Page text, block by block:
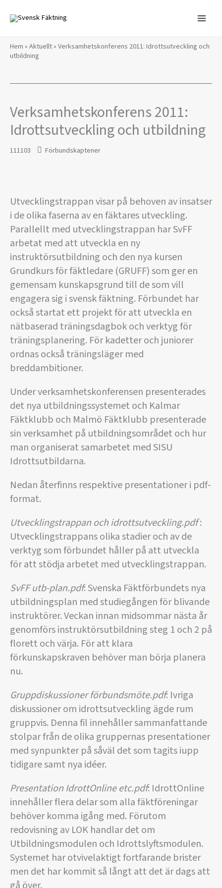
innehåll
Hem » Aktuellt» Verksamhetskonferens 2011: Idrottsutveckling och
utbildning
Verksamhetskonferens 2011:
Idrottsutveckling och utbildning
111103 Förbundskaptener
Utvecklingstrappan visar på behoven av insatser
i de olika faserna av en fäktares utveckling.
Parallellt med utvecklingstrappan har SvFF
arbetat med att utveckla en ny
instruktörsutbildning och den nya kursen
Grundkurs för fäktledare (GRUFF) som ger en
gemensam kunskapsgrund till de som vill
engagera sig i svensk fäktning. Förbundet har
också startat ett projekt för att utveckla en
nätbaserad träningsdagbok och verktyg för
träningsplanering. För kadetter och juniorer
ordnas också träningsläger med
breddambitioner.
Under verksamhetskonferensen presenterades
det nya utbildningssystemet och Kalmar
Fäktklubb och Malmö Fäktklubb presenterade
sin verksamhet på utbildningsområdet och hur
man organiserat samarbetet med SISU
Idrottsutbildarna.
Nedan återfinns respektive presentationer i pdf-
format.
Utvecklingstrappan och idrottsutveckling.pdf:
Utvecklingstrappans olika stadier och av de
verktyg som förbundet håller på att utveckla
för att stödja arbetet med utvecklingstrappan.
SvFF utb-plan.pdf: Svenska Fäktförbundets nya
utbildningsplan med studiegången för blivande
instruktörer. Veckan innan midsommar nästa år
genomförs instruktörsutbildning steg 1 och 2 på
florett och värja. För att klara
förkunskapskraven behöver man börja planera
nu.
Gruppdiskussioner förbundsmöte.pdf: Ivriga
diskussioner om idrottsutveckling ägde rum
gruppvis. Denna fil innehåller sammanfattande
stolpar från de olika gruppernas presentationer
med synpunkter på såväl det som tagits iupp
tidigare samt nya idéer.
Presentation IdrottOnline etc.pdf: IdrottOnline
innehåller flera delar som alla fäktföreningar
behöver komma igång med. Förutom
redovisning av LOK handlar det om
Utbildningsmodulen och Idrottslyftsmodulen.
Systemet har otvivelaktigt fortfarande brister
men det har kommit så långt att det är dags att